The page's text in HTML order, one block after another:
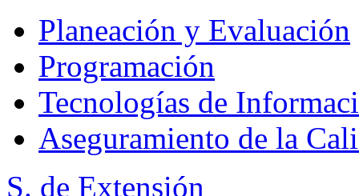
Planeación y Evaluación
Programación
Tecnologías de
Aseguramiento de la
S. de Extensión